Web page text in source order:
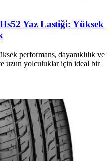
Yaz Lastiği: Yüksek
performans, dayanıklılık ve
uzun yolculuklar için ideal bir